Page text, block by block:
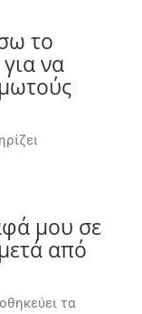
το
να
μου σε
από
τα